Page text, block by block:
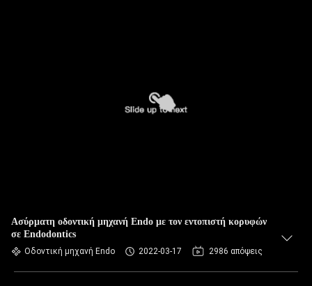
Ασύρματη οδοντική μηχανή Endo με τον εντοπιστή κορυφών
σε Endodontics
Οδοντική μηχανή Endo 2022-03-17 2986 απόψεις